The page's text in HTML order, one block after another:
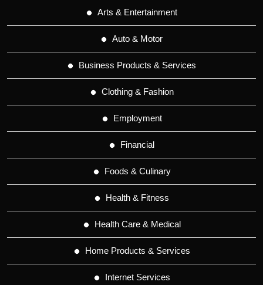
Arts & Entertainment
Auto & Motor
Business Products & Services
Clothing & Fashion
Employment
Financial
Foods & Culinary
Health & Fitness
Health Care & Medical
Home Products & Services
Internet Services